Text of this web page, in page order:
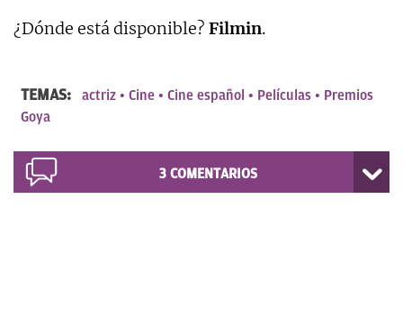
¿Dónde está disponible? Filmin.
TEMAS: actriz Cine Cine español Películas
Premios
Goya
3 COMENTARIOS